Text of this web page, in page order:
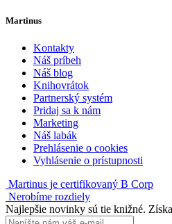
Martinus
Kontakty
Náš príbeh
Náš blog
Knihovrátok
Partnerský systém
Pridaj sa k nám
Marketing
Náš labák
Prehlásenie o cookies
Vyhlásenie o prístupnosti
Martinus je certifikovaný B Corp
Nerobíme rozdiely
Najlepšie novinky sú tie knižné.